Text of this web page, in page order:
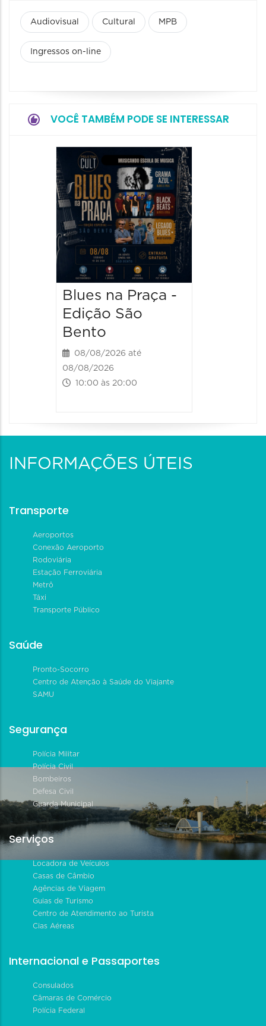
Audiovisual Cultural MPB
Ingressos on-line
VOCÊ TAMBÉM PODE SE INTERESSAR
Blues na Praça -
Edição São
Bento
08/08/2026 até
08/08/2026
10:00 às 20:00
INFORMAÇÕES ÚTEIS
Transporte
Aeroportos
Conexão Aeroporto
Rodoviária
Estação Ferroviária
Metrô
Táxi
Transporte Público
Saúde
Pronto-Socorro
Centro de Atenção à Saúde do Viajante
SAMU
Segurança
Polícia Militar
Polícia Civil
Bombeiros
Defesa Civil
Guarda Municipal
Serviços
Locadora de Veículos
Casas de Câmbio
Agências de Viagem
Guias de Turismo
Centro de Atendimento ao Turista
Cias Aéreas
Internacional e Passaportes
Consulados
Câmaras de Comércio
Polícia Federal